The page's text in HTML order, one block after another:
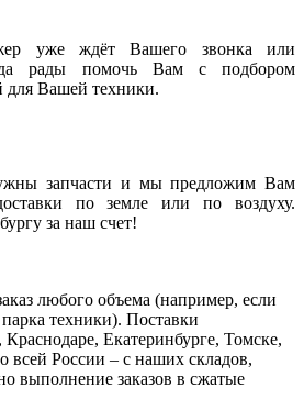
уже ждёт Вашего звонка или
рады помочь Вам с подбором
для Вашей техники.
запчасти и мы предложим Вам
по земле или по воздуху.
за наш счет!
любого объема (например, если
техники). Поставки
Екатеринбурге, Томске,
всей России – с наших складов,
выполнение заказов в сжатые